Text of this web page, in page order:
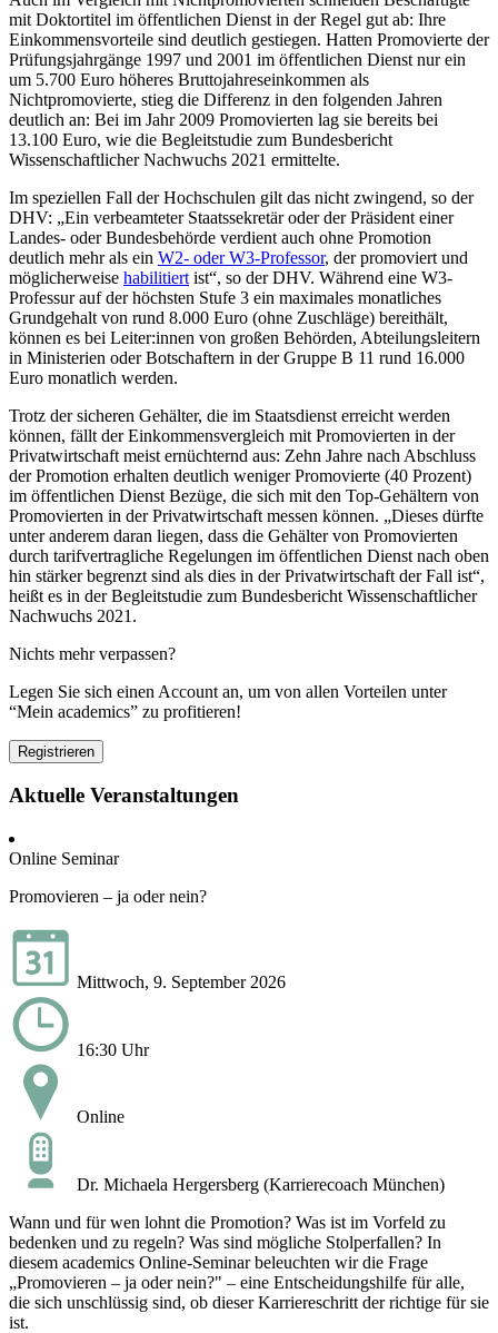
mit Doktortitel im öffentlichen Dienst in der Regel gut ab: Ihre
Einkommensvorteile sind deutlich gestiegen. Hatten Promovierte der
Prüfungsjahrgänge 1997 und 2001 im öffentlichen Dienst nur ein
um 5.700 Euro höheres Bruttojahreseinkommen als
Nichtpromovierte, stieg die Differenz in den folgenden Jahren
deutlich an: Bei im Jahr 2009 Promovierten lag sie bereits bei
13.100 Euro, wie die Begleitstudie zum Bundesbericht
Wissenschaftlicher Nachwuchs 2021 ermittelte.
Im speziellen Fall der Hochschulen gilt das nicht zwingend, so der
DHV: „Ein verbeamteter Staatssekretär oder der Präsident einer
Landes- oder Bundesbehörde verdient auch ohne Promotion
deutlich mehr als ein W2- oder W3-Professor, der promoviert und
möglicherweise habilitiert ist“, so der DHV. Während eine W3-
Professur auf der höchsten Stufe 3 ein maximales monatliches
Grundgehalt von rund 8.000 Euro (ohne Zuschläge) bereithält,
können es bei Leiter:innen von großen Behörden, Abteilungsleitern
in Ministerien oder Botschaftern in der Gruppe B 11 rund 16.000
Euro monatlich werden.
Trotz der sicheren Gehälter, die im Staatsdienst erreicht werden
können, fällt der Einkommensvergleich mit Promovierten in der
Privatwirtschaft meist ernüchternd aus: Zehn Jahre nach Abschluss
der Promotion erhalten deutlich weniger Promovierte (40 Prozent)
im öffentlichen Dienst Bezüge, die sich mit den Top-Gehältern von
Promovierten in der Privatwirtschaft messen können. „Dieses dürfte
unter anderem daran liegen, dass die Gehälter von Promovierten
durch tarifvertragliche Regelungen im öffentlichen Dienst nach oben
hin stärker begrenzt sind als dies in der Privatwirtschaft der Fall ist“,
heißt es in der Begleitstudie zum Bundesbericht Wissenschaftlicher
Nachwuchs 2021.
Nichts mehr verpassen?
Legen Sie sich einen Account an, um von allen Vorteilen unter
“Mein academics” zu profitieren!
Registrieren
Aktuelle Veranstaltungen
Online Seminar
Promovieren – ja oder nein?
Mittwoch, 9. September 2026
16:30 Uhr
Online
Dr. Michaela Hergersberg (Karrierecoach München)
Wann und für wen lohnt die Promotion? Was ist im Vorfeld zu
bedenken und zu regeln? Was sind mögliche Stolperfallen? In
diesem academics Online-Seminar beleuchten wir die Frage
„Promovieren – ja oder nein?" – eine Entscheidungshilfe für alle,
die sich unschlüssig sind, ob dieser Karriereschritt der richtige für sie
ist.